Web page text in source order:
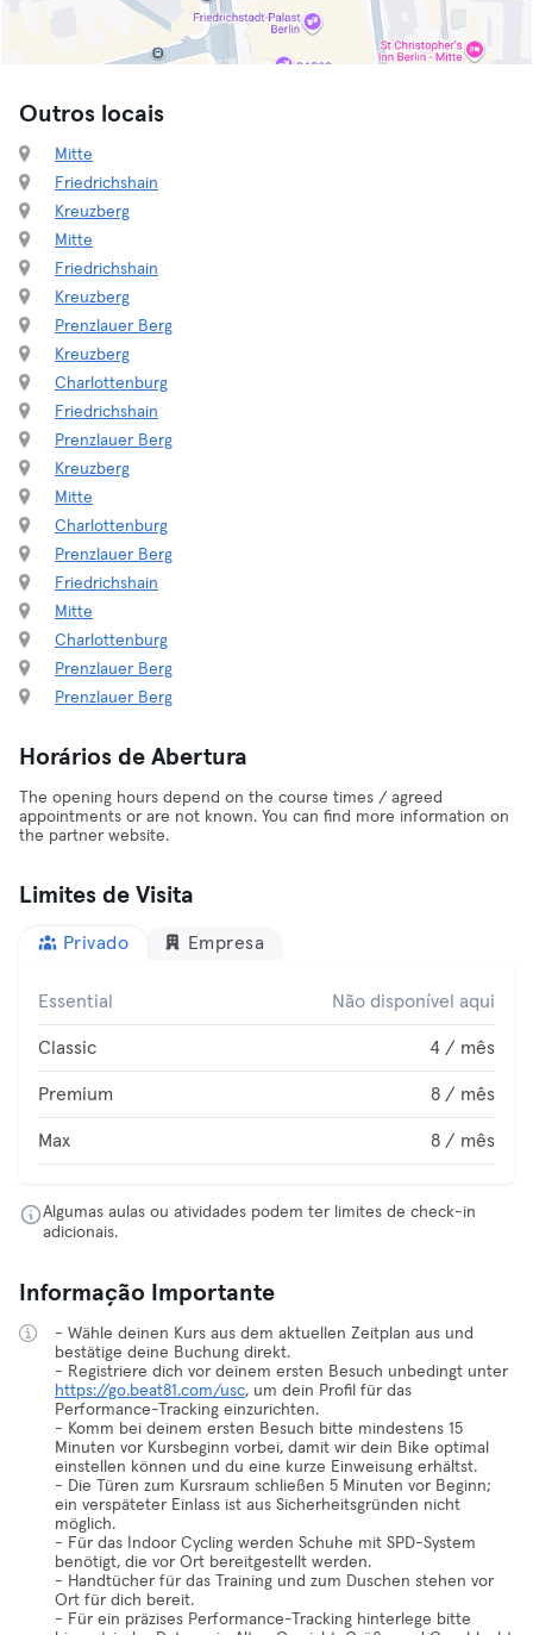
Outros locais
Mitte
Friedrichshain
Kreuzberg
Mitte
Friedrichshain
Kreuzberg
Prenzlauer Berg
Kreuzberg
Charlottenburg
Friedrichshain
Prenzlauer Berg
Kreuzberg
Mitte
Charlottenburg
Prenzlauer Berg
Friedrichshain
Mitte
Charlottenburg
Prenzlauer Berg
Prenzlauer Berg
Horários de Abertura
The opening hours depend on the course times / agreed
appointments or are not known. You can find more information on
the partner website.
Limites de Visita
Privado Empresa
Essential Não disponível aqui
Classic 4 / mês
Premium 8 / mês
Max 8 / mês
Algumas aulas ou atividades podem ter limites de check-in
adicionais.
Informação Importante
- Wähle deinen Kurs aus dem aktuellen Zeitplan aus und
bestätige deine Buchung direkt.
- Registriere dich vor deinem ersten Besuch unbedingt unter
https://go.beat81.com/usc, um dein Profil für das
Performance-Tracking einzurichten.
- Komm bei deinem ersten Besuch bitte mindestens 15
Minuten vor Kursbeginn vorbei, damit wir dein Bike optimal
einstellen können und du eine kurze Einweisung erhältst.
- Die Türen zum Kursraum schließen 5 Minuten vor Beginn;
ein verspäteter Einlass ist aus Sicherheitsgründen nicht
möglich.
- Für das Indoor Cycling werden Schuhe mit SPD-System
benötigt, die vor Ort bereitgestellt werden.
- Handtücher für das Training und zum Duschen stehen vor
Ort für dich bereit.
- Für ein präzises Performance-Tracking hinterlege bitte